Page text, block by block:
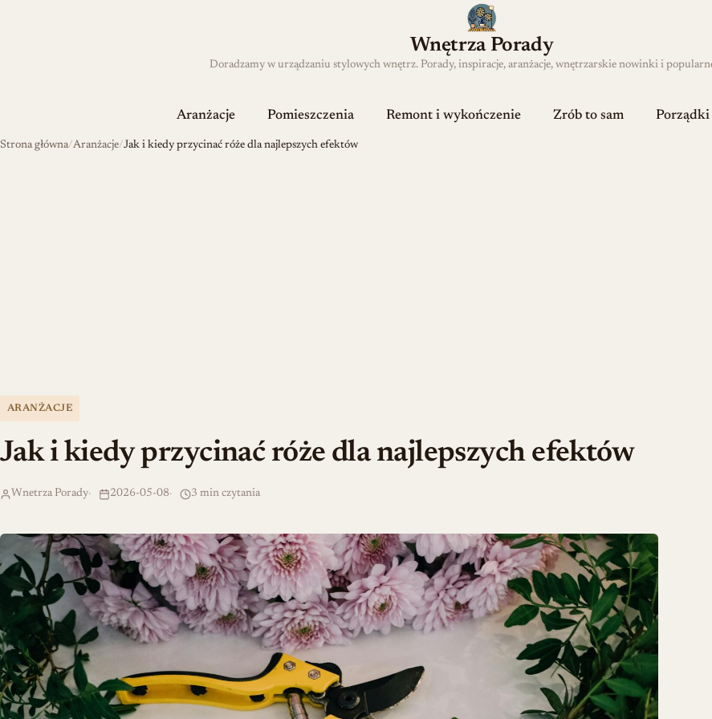
Wnętrza Porady
Doradzamy w urządzaniu stylowych wnętrz. Porady, inspiracje, aranżacje, wnętrzarskie nowinki i
Aranżacje Pomieszczenia Remont i wykończenie Zrób to sam Porządki
Strona główna Aranżacje Jak i kiedy przycinać róże dla najlepszych efektów
ARANŻACJE
Jak i kiedy przycinać róże dla najlepszych efektów
Wnetrza Porady 2026-05-08 3 min czytania